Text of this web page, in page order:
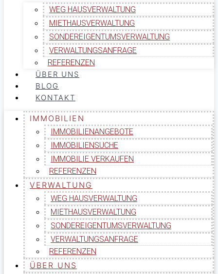
WEG HAUSVERWALTUNG
MIETHAUSVERWALTUNG
SONDEREIGENTUMSVERWALTUNG
VERWALTUNGSANFRAGE
REFERENZEN
ÜBER UNS
BLOG
KONTAKT
IMMOBILIEN
IMMOBILIENANGEBOTE
IMMOBILIENSUCHE
IMMOBILIE VERKAUFEN
REFERENZEN
VERWALTUNG
WEG HAUSVERWALTUNG
MIETHAUSVERWALTUNG
SONDEREIGENTUMSVERWALTUNG
VERWALTUNGSANFRAGE
REFERENZEN
ÜBER UNS